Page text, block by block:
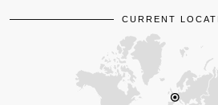
CURRENT